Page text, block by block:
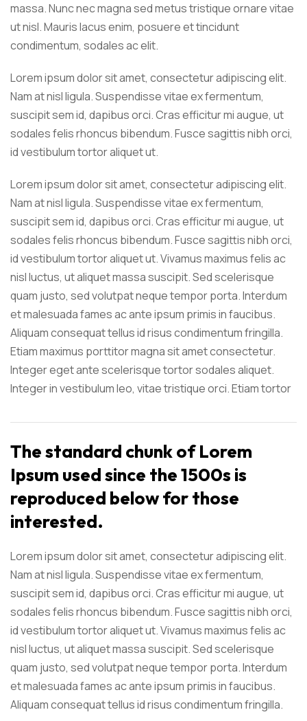
massa. Nunc nec magna sed metus tristique ornare vitae
ut nisl. Mauris lacus enim, posuere et tincidunt
condimentum, sodales ac elit.
Lorem ipsum dolor sit amet, consectetur adipiscing elit.
Nam at nisl ligula. Suspendisse vitae ex fermentum,
suscipit sem id, dapibus orci. Cras efficitur mi augue, ut
sodales felis rhoncus bibendum. Fusce sagittis nibh orci,
id vestibulum tortor aliquet ut.
Lorem ipsum dolor sit amet, consectetur adipiscing elit.
Nam at nisl ligula. Suspendisse vitae ex fermentum,
suscipit sem id, dapibus orci. Cras efficitur mi augue, ut
sodales felis rhoncus bibendum. Fusce sagittis nibh orci,
id vestibulum tortor aliquet ut. Vivamus maximus felis ac
nisl luctus, ut aliquet massa suscipit. Sed scelerisque
quam justo, sed volutpat neque tempor porta. Interdum
et malesuada fames ac ante ipsum primis in faucibus.
Aliquam consequat tellus id risus condimentum fringilla.
Etiam maximus porttitor magna sit amet consectetur.
Integer eget ante scelerisque tortor sodales aliquet.
Integer in vestibulum leo, vitae tristique orci. Etiam tortor
The standard chunk of Lorem
Ipsum used since the 1500s is
reproduced below for those
interested.
Lorem ipsum dolor sit amet, consectetur adipiscing elit.
Nam at nisl ligula. Suspendisse vitae ex fermentum,
suscipit sem id, dapibus orci. Cras efficitur mi augue, ut
sodales felis rhoncus bibendum. Fusce sagittis nibh orci,
id vestibulum tortor aliquet ut. Vivamus maximus felis ac
nisl luctus, ut aliquet massa suscipit. Sed scelerisque
quam justo, sed volutpat neque tempor porta. Interdum
et malesuada fames ac ante ipsum primis in faucibus.
Aliquam consequat tellus id risus condimentum fringilla.